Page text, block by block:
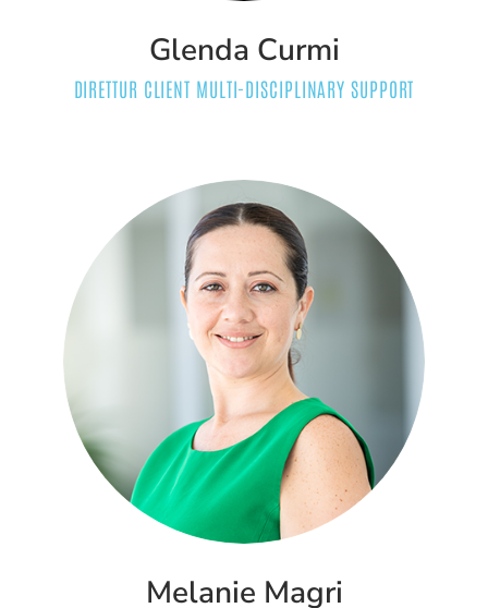
Glenda Curmi
DIRETTUR CLIENT MULTI-DISCIPLINARY SUPPORT
Melanie Magri